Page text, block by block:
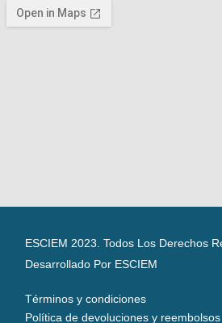
ESCIEM 2023. Todos Los Derechos
Desarrollado Por ESCIEM
Términos y condiciones
Política de devoluciones y reembolsos